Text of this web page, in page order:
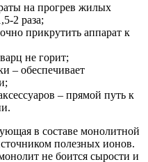
на прогрев жилых
2 раза;
прикрутить аппарат к
не горит;
– обеспечивает
– прямой путь к
в составе монолитной
полезных ионов.
не боится сырости и